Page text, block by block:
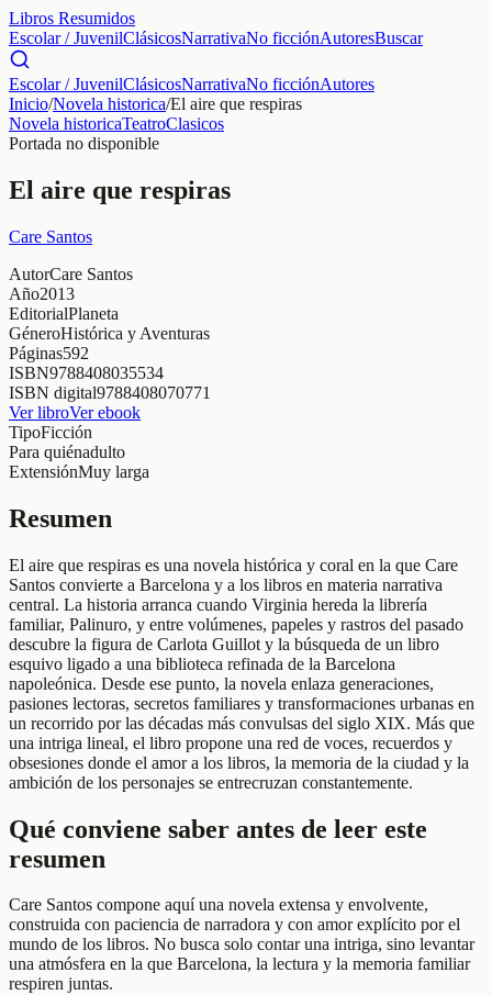
Libros Resumidos
Escolar / JuvenilClásicosNarrativaNo ficciónAutoresBuscar
Escolar / JuvenilClásicosNarrativaNo ficciónAutores
Inicio/Novela historica/El aire que respiras
Novela historicaTeatroClasicos
Portada no disponible
El aire que respiras
Care Santos
AutorCare Santos
Año2013
EditorialPlaneta
GéneroHistórica y Aventuras
Páginas592
ISBN9788408035534
ISBN digital9788408070771
Ver libroVer ebook
TipoFicción
Para quiénadulto
ExtensiónMuy larga
Resumen
El aire que respiras es una novela histórica y coral en la que Care
Santos convierte a Barcelona y a los libros en materia narrativa
central. La historia arranca cuando Virginia hereda la librería
familiar, Palinuro, y entre volúmenes, papeles y rastros del pasado
descubre la figura de Carlota Guillot y la búsqueda de un libro
esquivo ligado a una biblioteca refinada de la Barcelona
napoleónica. Desde ese punto, la novela enlaza generaciones,
pasiones lectoras, secretos familiares y transformaciones urbanas en
un recorrido por las décadas más convulsas del siglo XIX. Más que
una intriga lineal, el libro propone una red de voces, recuerdos y
obsesiones donde el amor a los libros, la memoria de la ciudad y la
ambición de los personajes se entrecruzan constantemente.
Qué conviene saber antes de leer este
resumen
Care Santos compone aquí una novela extensa y envolvente,
construida con paciencia de narradora y con amor explícito por el
mundo de los libros. No busca solo contar una intriga, sino levantar
una atmósfera en la que Barcelona, la lectura y la memoria familiar
respiren juntas.